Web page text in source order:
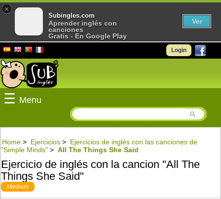
Login
☰ Menu
Home > Ejercicios > Ejercicios de inglés con las canciones de
"Simple Minds" > All The Things She Said
Ejercicio de inglés con la cancion "All The
Things She Said"
Medium
×
Subingles.com
Aprender inglés con
canciones
Gratis - En Google Play
Ver